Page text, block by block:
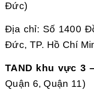
Đức)
Địa chỉ: Số 1400
Đức, TP. Hồ Chí
TAND khu vực 3
Quận 6, Quận 11)